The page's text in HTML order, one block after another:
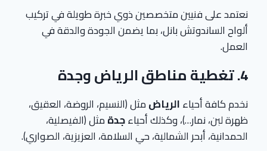
نعتمد على فنيين متخصصين ذوي خبرة طويلة في تركيب
ألواح الساندوتش بانل، بما يضمن الجودة والدقة في
العمل.
4. تغطية مناطق الرياض وجدة
نخدم كافة أحياءالرياضمثل (النسيم، الروضة، العقيق،
ظهرة لبن، نمار…)، وكذلك أحياءجدةمثل (الفيصلية،
الحمدانية، أبحر الشمالية، حي السلامة، العزيزية، الصواري).